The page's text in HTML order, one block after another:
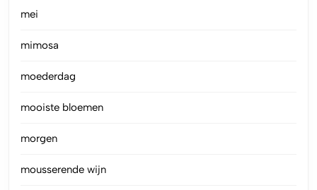
mei
mimosa
moederdag
mooiste bloemen
morgen
mousserende wijn